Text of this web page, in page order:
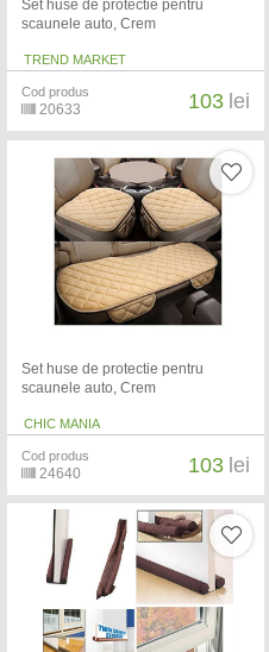
Set huse de protectie pentru
scaunele auto, Crem
TREND MARKET
Cod produs
20633 103 lei
Set huse de protectie pentru
scaunele auto, Crem
CHIC MANIA
Cod produs
24640 103 lei